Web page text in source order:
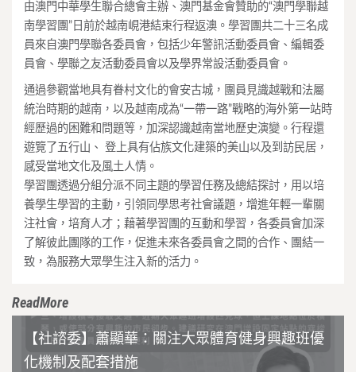
由澳門中華學生聯合總會主辦、澳門基金會贊助的“澳門學聯越
南學習團”日前於越南峴港結束行程返澳。學習團共二十三名成
員來自澳門學聯各委員會，包括少年警訊活動委員會、編輯委
員會、學聯之友活動委員會以及學界常設活動委員會。
通過參觀當地具有眷村文化的會安古城，團員見識越戰和法屬
統治時期的越南，以及越南成為“一帶一路”戰略的海外第一站時
經歷過的困難和問題等，加深認識越南當地歷史演變。行程還
遊覽了五行山、 登上具有佔族文化建築的美山以及到訪民居，
感受當地文化及風土人情。
學習團透過分組分派不同主題的學習任務及總結探討，用以培
養學生學習的主動，引領同學思考社會議題，增進年輕一輩關
注社會，培育人才；藉著學習團的互動和學習，各委員會加深
了解彼此團隊的工作，促進未來各委員會之間的合作、團結一
致，為服務大眾學生注入新的活力。
ReadMore
【社諮委】蕭顯華：關注大眾體育健身興趣班優
化機制及配套措施